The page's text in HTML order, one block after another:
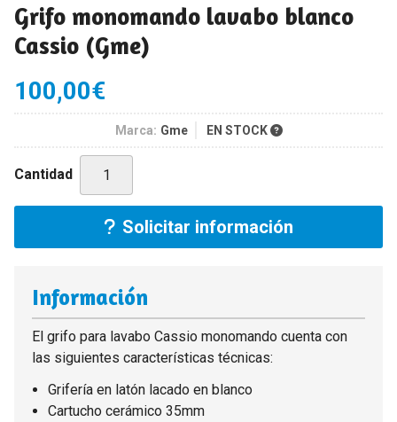
Grifo monomando lavabo blanco
Cassio (Gme)
100,00€
Marca: Gme EN STOCK
Cantidad
Solicitar información
Información
El grifo para lavabo Cassio monomando cuenta con
las siguientes características técnicas:
Grifería en latón lacado en blanco
Cartucho cerámico 35mm